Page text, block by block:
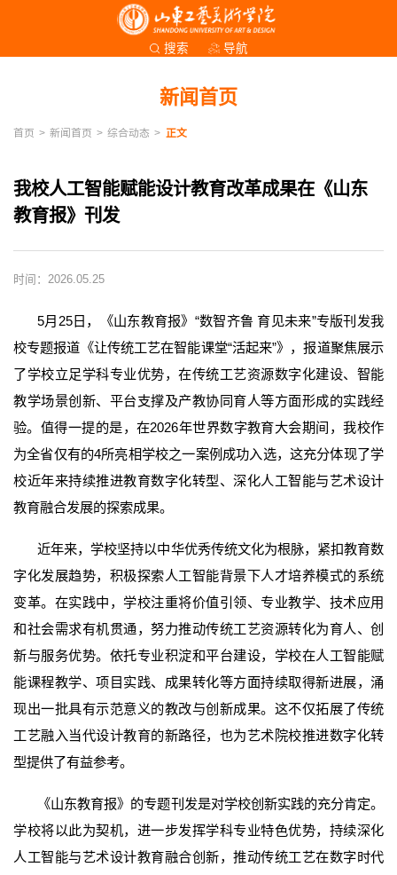
搜索 导航
新闻首页
首页 > 新闻首页 > 综合动态 > 正文
我校人工智能赋能设计教育改革成果在《山东
教育报》刊发
时间：2026.05.25
5月25日，《山东教育报》“数智齐鲁 育见未来”专版刊发我
校专题报道《让传统工艺在智能课堂“活起来”》，报道聚焦展示
了学校立足学科专业优势，在传统工艺资源数字化建设、智能
教学场景创新、平台支撑及产教协同育人等方面形成的实践经
验。值得一提的是，在2026年世界数字教育大会期间，我校作
为全省仅有的4所亮相学校之一案例成功入选，这充分体现了学
校近年来持续推进教育数字化转型、深化人工智能与艺术设计
教育融合发展的探索成果。
近年来，学校坚持以中华优秀传统文化为根脉，紧扣教育数
字化发展趋势，积极探索人工智能背景下人才培养模式的系统
变革。在实践中，学校注重将价值引领、专业教学、技术应用
和社会需求有机贯通，努力推动传统工艺资源转化为育人、创
新与服务优势。依托专业积淀和平台建设，学校在人工智能赋
能课程教学、项目实践、成果转化等方面持续取得新进展，涌
现出一批具有示范意义的教改与创新成果。这不仅拓展了传统
工艺融入当代设计教育的新路径，也为艺术院校推进数字化转
型提供了有益参考。
《山东教育报》的专题刊发是对学校创新实践的充分肯定。
学校将以此为契机，进一步发挥学科专业特色优势，持续深化
人工智能与艺术设计教育融合创新，推动传统工艺在数字时代